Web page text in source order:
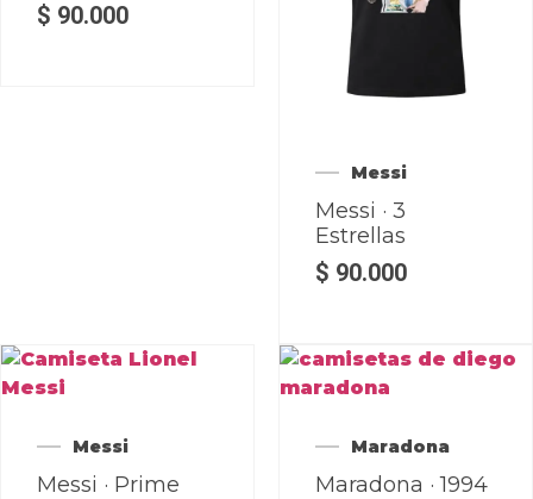
$ 90.000
Messi
Messi · 3
Estrellas
$ 90.000
Messi
Messi · Prime
Maradona
Maradona · 1994